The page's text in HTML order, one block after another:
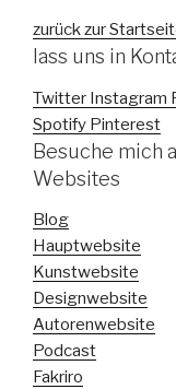
zurück zur
lass uns in
Twitter Instagram
Spotify Pinterest
Besuche mich
Websites
Blog
Hauptwebsite
Kunstwebsite
Designwebsite
Autorenwebsite
Podcast
Fakriro